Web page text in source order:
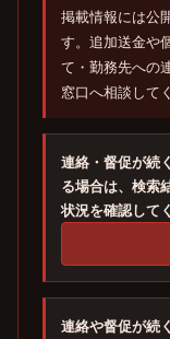
掲載情報には公
す。追加送金や
て・勤務先への
窓口へ相談して
連絡・督促が続
る場合は、検索
状況を確認して
連絡や督促が続